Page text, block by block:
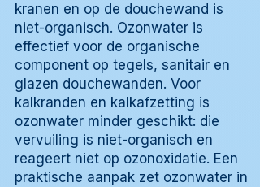
kranen en op de douchewand is
niet-organisch. Ozonwater is
effectief voor de organische
component op tegels, sanitair en
glazen douchewanden. Voor
kalkranden en kalkafzetting is
ozonwater minder geschikt: die
vervuiling is niet-organisch en
reageert niet op ozonoxidatie. Een
praktische aanpak zet ozonwater in